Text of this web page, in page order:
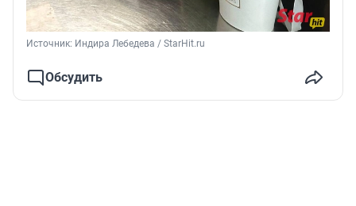
Источник: Индира Лебедева / StarHit.ru
Обсудить